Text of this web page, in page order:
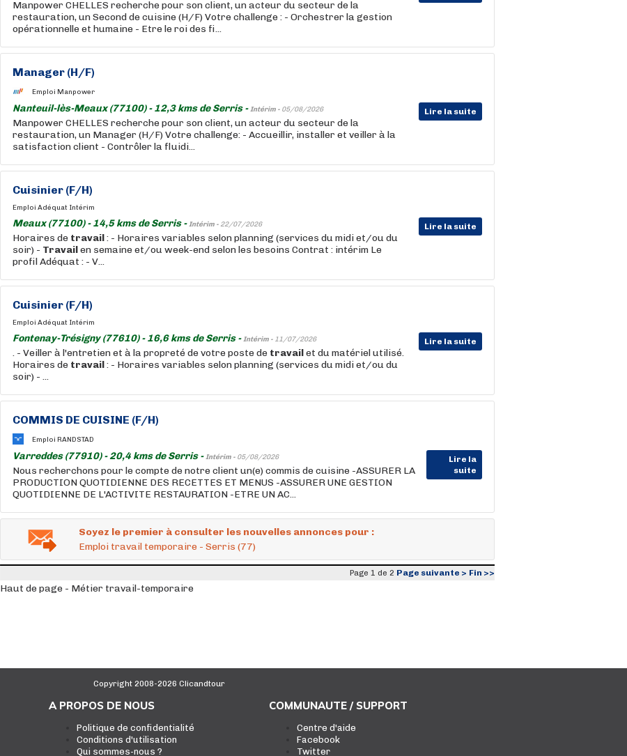
Manpower CHELLES recherche pour son client, un acteur du secteur de la
restauration, un Second de cuisine (H/F) Votre challenge : - Orchestrer la gestion
opérationnelle et humaine - Etre le roi des fi...
Manager (H/F)
Emploi Manpower
Nanteuil-lès-Meaux (77100) - 12,3 kms de Serris -Intérim - 05/08/2026 Lire la suite
Manpower CHELLES recherche pour son client, un acteur du secteur de la
restauration, un Manager (H/F) Votre challenge: - Accueillir, installer et veiller à la
satisfaction client - Contrôler la fluidi...
Cuisinier (F/H)
Emploi Adéquat Intérim
Meaux (77100) - 14,5 kms de Serris -Intérim - 22/07/2026 Lire la suite
Horaires de travail: - Horaires variables selon planning (services du midi et/ou du
soir) - Travailen semaine et/ou week-end selon les besoins Contrat : intérim Le
profil Adéquat : - V...
Cuisinier (F/H)
Emploi Adéquat Intérim
Fontenay-Trésigny (77610) - 16,6 kms de Serris -Intérim - 11/07/2026 Lire la suite
. - Veiller à l'entretien et à la propreté de votre poste de travailet du matériel utilisé.
Horaires de travail: - Horaires variables selon planning (services du midi et/ou du
soir) - ...
COMMIS DE CUISINE (F/H)
Emploi RANDSTAD
Varreddes (77910) - 20,4 kms de Serris -Intérim - 05/08/2026
Lire la
suite
Nous recherchons pour le compte de notre client un(e) commis de cuisine -ASSURER LA
PRODUCTION QUOTIDIENNE DES RECETTES ET MENUS -ASSURER UNE GESTION
QUOTIDIENNE DE L'ACTIVITE RESTAURATION -ETRE UN AC...
Soyez le premier à consulter les nouvelles annonces pour :
Emploi travail temporaire - Serris (77)
Page 1 de 2 Page suivante > Fin >>
Haut de page - Métier travail-temporaire
Copyright 2008-2026 Clicandtour
A PROPOS DE NOUS
Politique de confidentialité
Conditions d'utilisation
Qui sommes-nous ?
COMMUNAUTE / SUPPORT
Centre d'aide
Facebook
Twitter